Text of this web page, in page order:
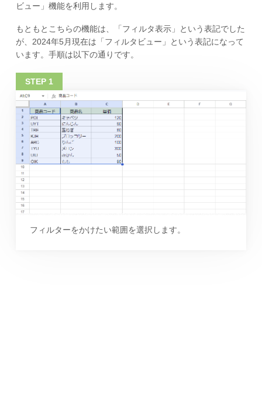
ビュー」機能を利用します。
もともとこちらの機能は、「フィルタ表示」という表記でした
が、2024年5月現在は「フィルタビュー」という表記になって
います。手順は以下の通りです。
フィルターをかけたい範囲を選択します。